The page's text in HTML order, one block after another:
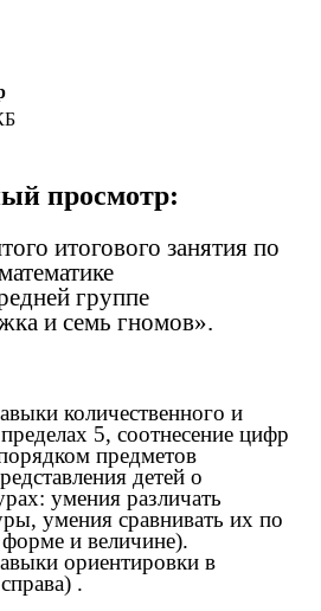
просмотр:
итогового занятия по
группе
и семь гномов».
количественного и
5, соотнесение цифр
предметов
детей о
умения различать
умения сравнивать их по
и величине).
ориентировки в
.